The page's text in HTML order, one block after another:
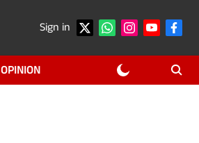
Sign in
OPINION